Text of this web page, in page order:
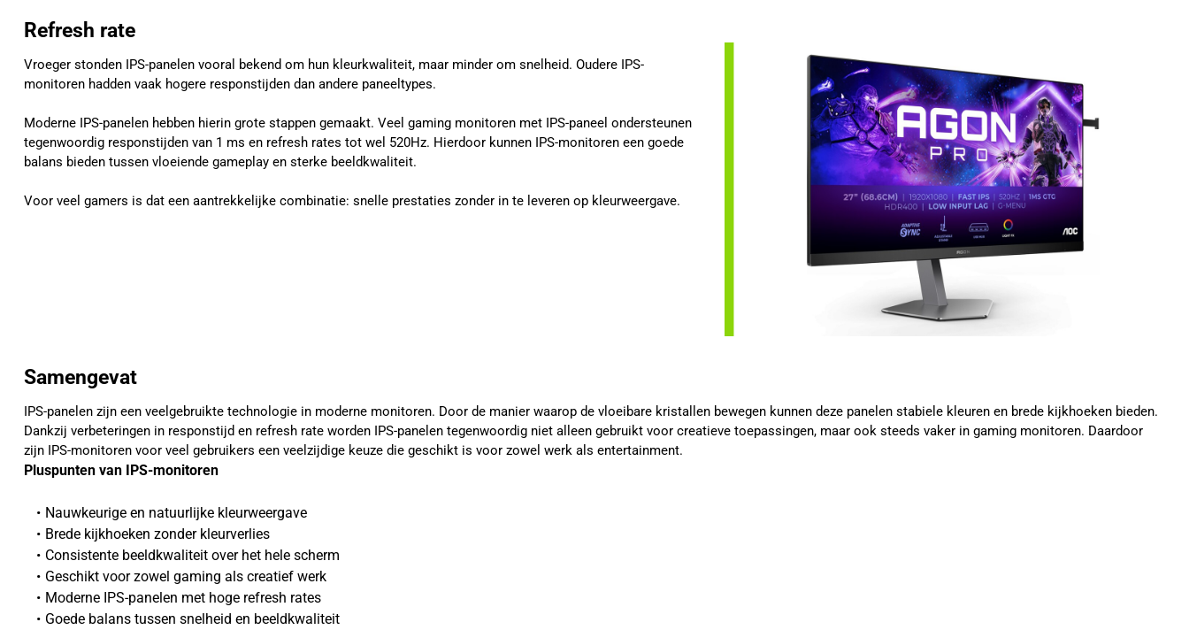
Refresh rate
Vroeger stonden IPS-panelen vooral bekend om hun kleurkwaliteit, maar minder om snelheid. Oudere IPS-
monitoren hadden vaak hogere responstijden dan andere paneeltypes.
Moderne IPS-panelen hebben hierin grote stappen gemaakt. Veel gaming monitoren met IPS-paneel ondersteunen
tegenwoordig responstijden van 1 ms en refresh rates tot wel 520Hz. Hierdoor kunnen IPS-monitoren een goede
balans bieden tussen vloeiende gameplay en sterke beeldkwaliteit.
Voor veel gamers is dat een aantrekkelijke combinatie: snelle prestaties zonder in te leveren op kleurweergave.
Samengevat
IPS-panelen zijn een veelgebruikte technologie in moderne monitoren. Door de manier waarop de vloeibare kristallen bewegen kunnen deze panelen stabiele kleuren en brede kijkhoeken bieden.
Dankzij verbeteringen in responstijd en refresh rate worden IPS-panelen tegenwoordig niet alleen gebruikt voor creatieve toepassingen, maar ook steeds vaker in gaming monitoren. Daardoor
zijn IPS-monitoren voor veel gebruikers een veelzijdige keuze die geschikt is voor zowel werk als entertainment.
Pluspunten van IPS-monitoren
Nauwkeurige en natuurlijke kleurweergave
Brede kijkhoeken zonder kleurverlies
Consistente beeldkwaliteit over het hele scherm
Geschikt voor zowel gaming als creatief werk
Moderne IPS-panelen met hoge refresh rates
Goede balans tussen snelheid en beeldkwaliteit